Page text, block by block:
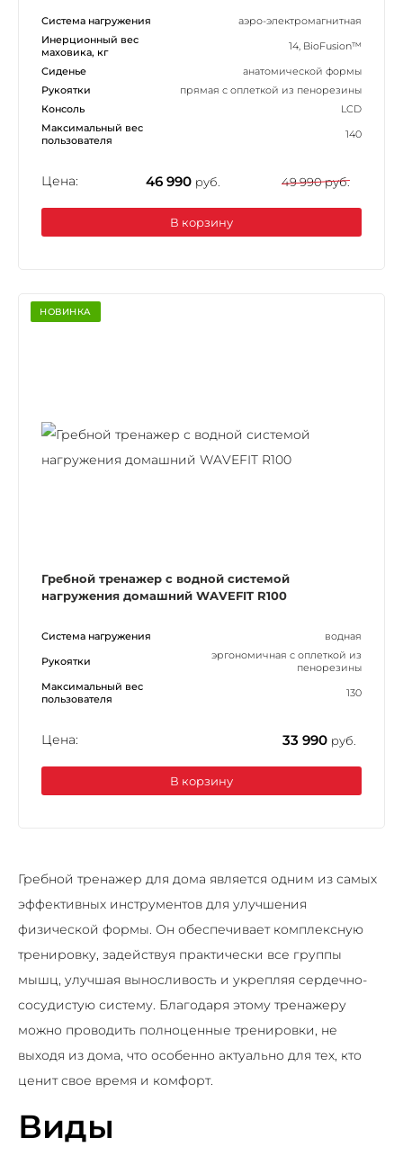
Система нагружения
аэро-электромагнитная
Инерционный вес
маховика, кг
14, BioFusion™
Сиденье
анатомической формы
Рукоятки
прямая с оплеткой из пенорезины
Консоль
LCD
Максимальный вес
пользователя
140
Цена: 46 990 руб. 49 990 руб.
В корзину
НОВИНКА
Гребной тренажер с водной системой
нагружения домашний WAVEFIT R100
Система нагружения
водная
Рукоятки
эргономичная с оплеткой из
пенорезины
Максимальный вес
пользователя
130
Цена: 33 990 руб.
В корзину
Гребной тренажер для дома является одним из самых
эффективных инструментов для улучшения
физической формы. Он обеспечивает комплексную
тренировку, задействуя практически все группы
мышц, улучшая выносливость и укрепляя сердечно-
сосудистую систему. Благодаря этому тренажеру
можно проводить полноценные тренировки, не
выходя из дома, что особенно актуально для тех, кто
ценит свое время и комфорт.
Виды